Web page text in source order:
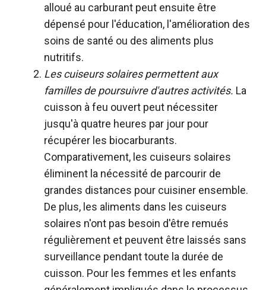
alloué au carburant peut ensuite être
dépensé pour l'éducation, l'amélioration des
soins de santé ou des aliments plus
nutritifs.
Les cuiseurs solaires permettent aux
familles de poursuivre d'autres activités. La
cuisson à feu ouvert peut nécessiter
jusqu'à quatre heures par jour pour
récupérer les biocarburants.
Comparativement, les cuiseurs solaires
éliminent la nécessité de parcourir de
grandes distances pour cuisiner ensemble.
De plus, les aliments dans les cuiseurs
solaires n'ont pas besoin d'être remués
régulièrement et peuvent être laissés sans
surveillance pendant toute la durée de
cuisson. Pour les femmes et les enfants